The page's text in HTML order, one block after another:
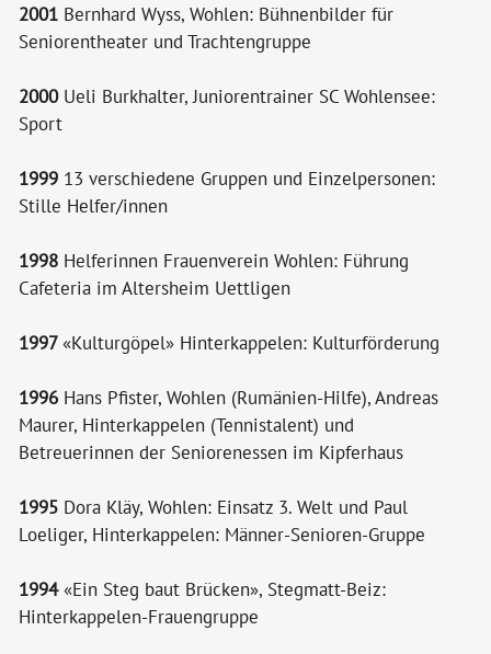
2001 Bernhard Wyss, Wohlen: Bühnenbilder für
Seniorentheater und Trachtengruppe
2000 Ueli Burkhalter, Juniorentrainer SC Wohlensee:
Sport
1999 13 verschiedene Gruppen und Einzelpersonen:
Stille Helfer/innen
1998 Helferinnen Frauenverein Wohlen: Führung
Cafeteria im Altersheim Uettligen
1997«Kulturgöpel» Hinterkappelen: Kulturförderung
1996 Hans Pfister, Wohlen (Rumänien-Hilfe), Andreas
Maurer, Hinterkappelen (Tennistalent) und
Betreuerinnen der Seniorenessen im Kipferhaus
1995 Dora Kläy, Wohlen: Einsatz 3. Welt und Paul
Loeliger, Hinterkappelen: Männer-Senioren-Gruppe
1994«Ein Steg baut Brücken», Stegmatt-Beiz:
Hinterkappelen-Frauengruppe